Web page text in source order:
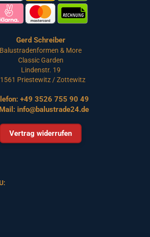
Gerd Schreiber
Balustradenformen & More
Classic Garden
Lindenstr. 19
Priestewitz / Zottewitz
+49 3526 755 90 49
info@balustrade24.de
Vertrag widerrufen